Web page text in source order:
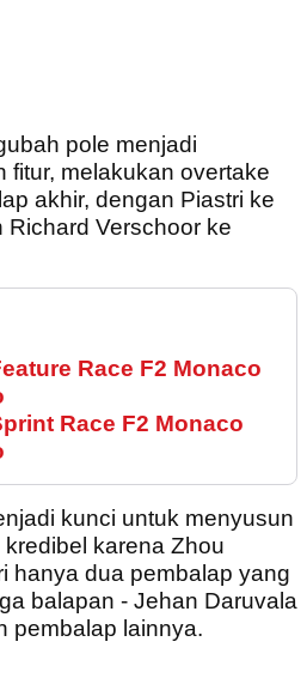
pole menjadi
fitur, melakukan overtake
akhir, dengan Piastri ke
Verschoor ke
Race F2 Monaco
Race F2 Monaco
kunci untuk menyusun
karena Zhou
hanya dua pembalap yang
balapan - Jehan Daruvala
pembalap lainnya.